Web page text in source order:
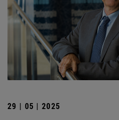
29 | 05 | 2025